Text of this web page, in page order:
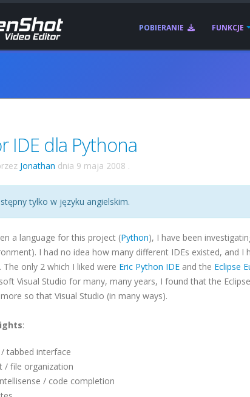
POBIERANIE FUNKCJE
IDE dla Pythona
Jonathan dnia 9 maja 2008 .
tylko w języku angielskim.
a language for this project (Python), I have been
I had no idea how many different IDEs existed, and I
only 2 which I liked were Eric Python IDE and the Eclipse
Visual Studio for many, many years, I found that the
so that Visual Studio (in many ways).
:
tabbed interface
/ file organization
/ code completion